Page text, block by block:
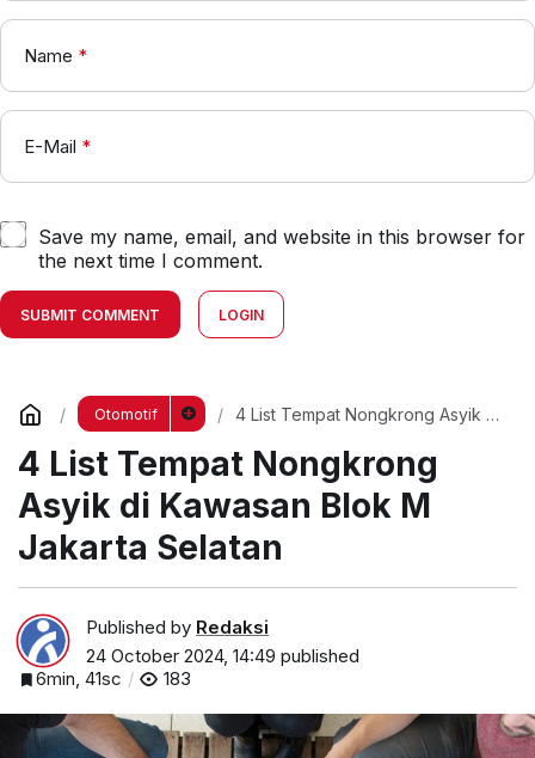
Name *
E-Mail *
Save my name, email, and website in this browser for
the next time I comment.
SUBMIT COMMENT LOGIN
Otomotif
4 List Tempat Nongkrong Asyik di
4 List Tempat Nongkrong
Asyik di Kawasan Blok M
Jakarta Selatan
Published by Redaksi
24 October 2024, 14:49 published
6min, 41sc
183